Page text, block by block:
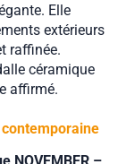
Elle
extérieurs
raffinée.
céramique
affirmé.